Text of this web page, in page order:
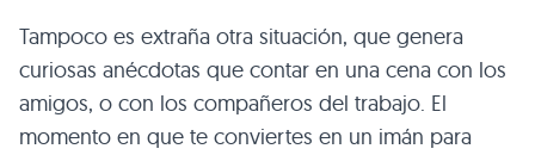
Tampoco es extraña otra situación, que genera
curiosas anécdotas que contar en una cena con los
amigos, o con los compañeros del trabajo. El
momento en que te conviertes en un imán para